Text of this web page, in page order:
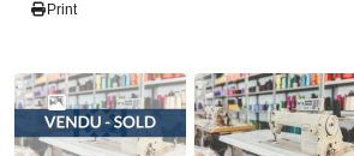
Print